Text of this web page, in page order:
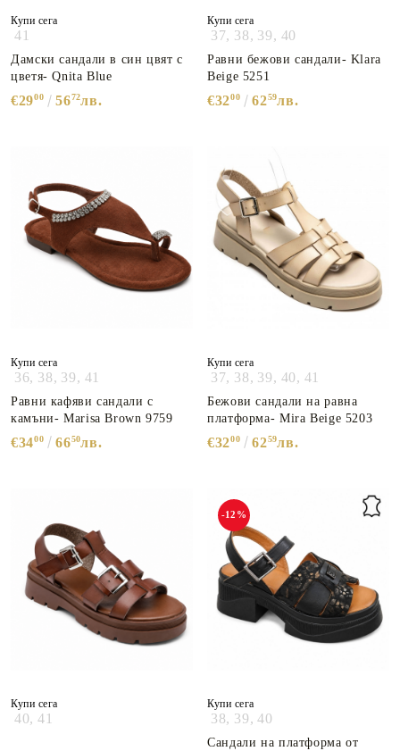
Купи сега
41
Дамски сандали в син цвят с
цветя- Qnita Blue
€2900 5672лв.
Купи сега
37, 38, 39, 40
Равни бежови сандали- Klara
Beige 5251
€3200 6259лв.
Купи сега
36, 38, 39, 41
Равни кафяви сандали с
камъни- Marisa Brown 9759
€3400 6650лв.
Купи сега
37, 38, 39, 40, 41
Бежови сандали на равна
платформа- Mira Beige 5203
€3200 6259лв.
Купи сега
40, 41
-12%
Купи сега
38, 39, 40
Сандали на платформа от